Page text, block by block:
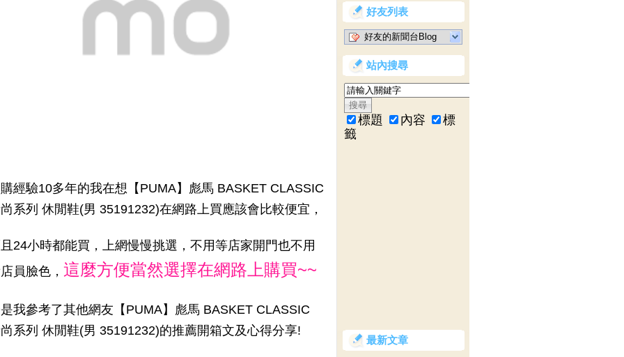
經驗10多年的我在想【PUMA】彪馬 BASKET CLASSIC
系列 休閒鞋(男 35191232)在網路上買應該會比較便宜，
24小時都能買，上網慢慢挑選，不用等店家開門也不用
員臉色， 這麼方便當然選擇在網路上購買~~
我參考了其他網友【PUMA】彪馬 BASKET CLASSIC
系列 休閒鞋(男 35191232)的推薦開箱文及心得分享!
好友列表
好友的新聞台Blog
站內搜尋
標題 內容
標
籤
最新文章